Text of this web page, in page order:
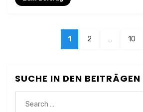
Seitennummerierung
PAGE
1 PAGE
2 … PAGE
10
SUCHE IN DEN BEITRÄGEN
for: